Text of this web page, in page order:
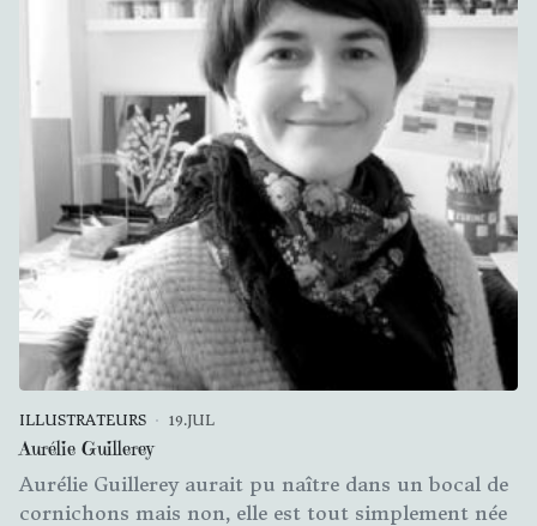
ILLUSTRATEURS 19.JUL
Aurélie Guillerey
Aurélie Guillerey aurait pu naître dans un bocal de
cornichons mais non, elle est tout simplement née